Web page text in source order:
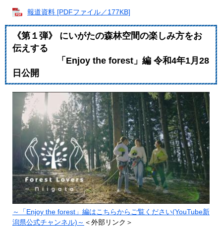
報道資料 [PDFファイル／177KB]
《第１弾》 にいがたの森林空間の楽しみ方をお
伝えする
「Enjoy the forest」編 令和4年1月28
日公開
～「Enjoy the forest」編はこちらからご覧ください(YouTube新
潟県公式チャンネル)～ ＜外部リンク＞